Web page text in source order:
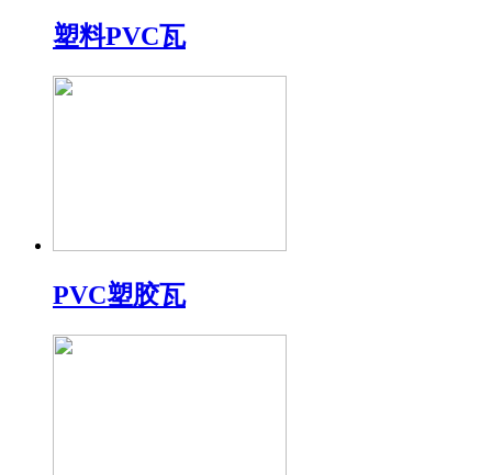
塑料PVC瓦
PVC塑胶瓦